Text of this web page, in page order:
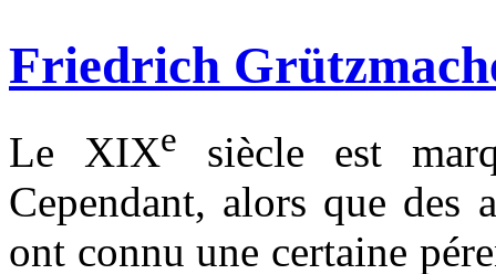
Friedrich
Le XIXe
siècle est
Cependant, alors que des
ont connu une certaine